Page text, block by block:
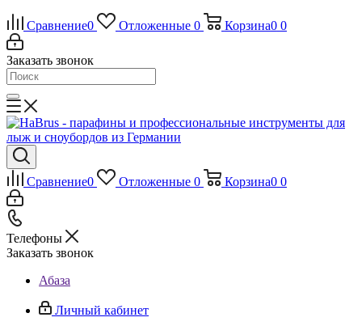
Сравнение0 Отложенные 0 Корзина0 0
Заказать звонок
Сравнение0 Отложенные 0 Корзина0 0
Телефоны
Заказать звонок
Абаза
Личный кабинет